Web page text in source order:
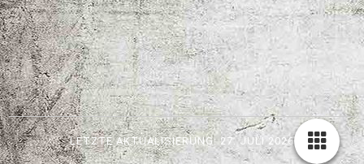
LETZTE AKTUALISIERUNG: 27. JULI2026